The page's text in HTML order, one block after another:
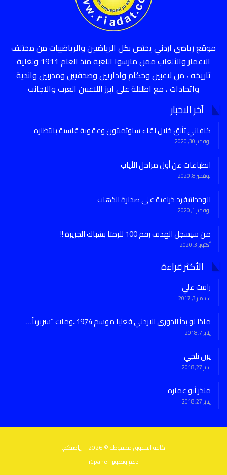
موقع رياضي اردني يختص بكل الرياضيين والرياضييات من مختلف
الاعمار والألعاب ممن مارسوا اللعبة منذ العام 1911 ولغاية
تاريخه ، من لاعبين وحكام واداريين وصحفيين ومدربين واندية
واتحادات ، مع اطلالة على ابرز اللاعبين العرب والاجانب
آخر الاخبار
كافاني تألق خلال لقاء ساوثمبتون وعقوبة قاسية بانتظاره
نوفمبر 30, 2020
انطباعات عن أول مراحل الأياب
نوفمبر 8, 2020
الوحداتيفرد ذراعية على صدارة الذهاب
نوفمبر 1, 2020
من سيسجل الهدف رقم 100 للرمثا بشباك الجزيرة !!
أكتوبر 3, 2020
الأكثر قراءة
رافت علي
سبتمبر 3, 2017
ماذا لو بدأ الدوري الاردني فعليا موسم 1974..ومات “سريرياً…
يناير 7, 2018
يزن ثلجي
يناير 27, 2018
منذر أبو عماره
يناير 27, 2018
كافة الحقوق محفوظة © 2026 - رياضتكم.
دعم وتطوير: iCpanel